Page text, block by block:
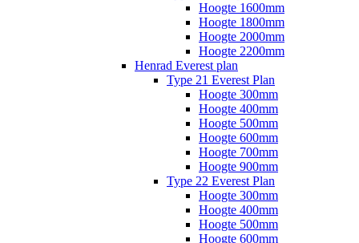
Hoogte 1600mm
Hoogte 1800mm
Hoogte 2000mm
Hoogte 2200mm
Henrad Everest plan
Type 21 Everest Plan
Hoogte 300mm
Hoogte 400mm
Hoogte 500mm
Hoogte 600mm
Hoogte 700mm
Hoogte 900mm
Type 22 Everest Plan
Hoogte 300mm
Hoogte 400mm
Hoogte 500mm
Hoogte 600mm